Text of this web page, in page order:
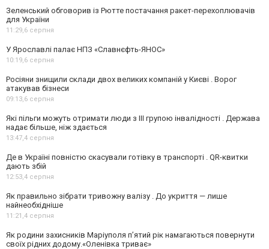
Зеленський обговорив із Рютте постачання ракет-перехоплювачів
для України
11:29,6 серпня
У Ярославлі палає НПЗ «Славнєфть-ЯНОС»
10:19,6 серпня
Росіяни знищили склади двох великих компаній у Києві . Ворог
атакував бізнеси
09:13,6 серпня
Які пільги можуть отримати люди з III групою інвалідності . Держава
надає більше, ніж здається
13:47,4 серпня
Де в Україні повністю скасували готівку в транспорті . QR-квитки
дають збій
12:53,4 серпня
Як правильно зібрати тривожну валізу . До укриття — лише
найнеобхідніше
11:21,4 серпня
Як родини захисників Маріуполя пʼятий рік намагаються повернути
своїх рідних додому.«Оленівка триває»